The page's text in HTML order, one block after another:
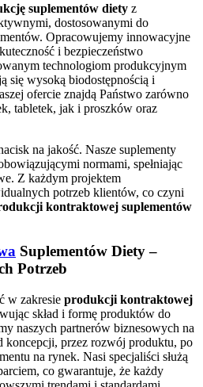
suplementów diety z
dostosowanymi do
Opracowujemy innowacyjne
i bezpieczeństwo
technologiom produkcyjnym
się wysoką biodostępnością i
ofercie znajdą Państwo zarówno
tabletek, jak i proszków oraz
na jakość. Nasze suplementy
normami, spełniając
Z każdym projektem
potrzeb klientów, co czyni
kontraktowej suplementów
Suplementów Diety –
Potrzeb
w zakresie produkcji kontraktowej
skład i formę produktów do
naszych partnerów biznesowych na
koncepcji, przez rozwój produktu, po
na rynek. Nasi specjaliści służą
co gwarantuje, że każdy